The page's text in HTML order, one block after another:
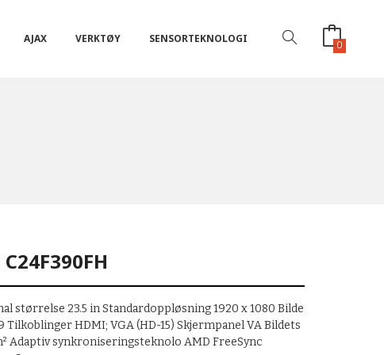
AJAX VERKTØY SENSORTEKNOLOGI 0
størrelse 23.5 in Standardoppløsning 1920 x 1080 Bilde
Tilkoblinger HDMI; VGA (HD-15) Skjermpanel VA Bildets
Adaptiv synkroniseringsteknolo AMD FreeSync